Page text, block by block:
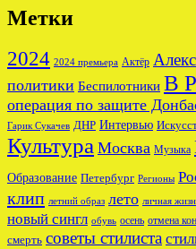
Метки
2024 2024 премьера Актёр
политики Беспилотники В
операция по защите
Гарик Сукачев ДНР Интервью
Культура Москва Музыка
Образование Петербург Регионы
клип летний образ лето личная
новый сингл обувь осень отмена
смерть советы стилиста